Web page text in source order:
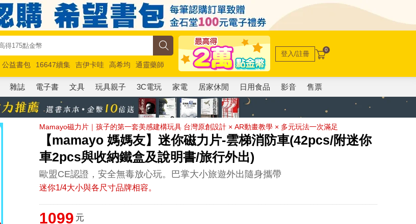
公益書包 16647續集 吉伊卡哇 高希均
通靈藥師
馬斯克 玩具總動員5 超慢跑
登入/註冊 0
雜誌 電子書 文具 玩具親子 3C電玩 家電 居家休閒 日用食品 影音 售票
Mamayo磁力片｜孩子的第一套美感建構玩具 台灣原創設計 × AR動畫教學 × 多元玩法一次滿足
【mamayo 媽媽友】迷你磁力片-雲梯消防車(42pcs/附迷你
車2pcs與收納鐵盒及說明書/旅行外出)
歐盟CE認證，安全無毒放心玩。巴掌大小旅遊外出隨身攜帶
迷你1/4大小與各尺寸品牌相容。
1099 元